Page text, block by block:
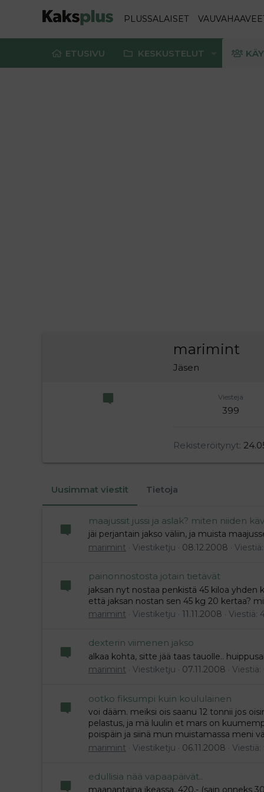
PLUSSALAISET
ETUSIVU KESKUSTELUT
marimint
Jäsen
Viestejä
399
Rekisteröitynyt
Uusimmat viestit Tietoja
maajussit jussi ja aslak? miten niiden
jäi perjantain jakso väliin, ja muista
marimint
Viestiketju 08.12.2008
painonnostosta jotain tietävät
jaksan nyt nostaa penkistä 45 kiloa yhden
että jaksan nostan sen 45 kg 20 kertaa?
marimint
Viestiketju 11.11.2008 Viestiä:
dexterin viimenen jakso
alkaa kohta, sitte jää taas tauolle..
marimint
Viestiketju 07.11.2008 Viestiä:
ootko fiksumpi kuin koululainen
voi dääm. meiksi ois saanu 12 tonnii jos
pelastus, ja mä luulin et mars on
poispäin ja siinä mun muistamassa meni
marimint
Viestiketju 06.11.2008 Viestiä:
edullisia nää vapaapäivät..